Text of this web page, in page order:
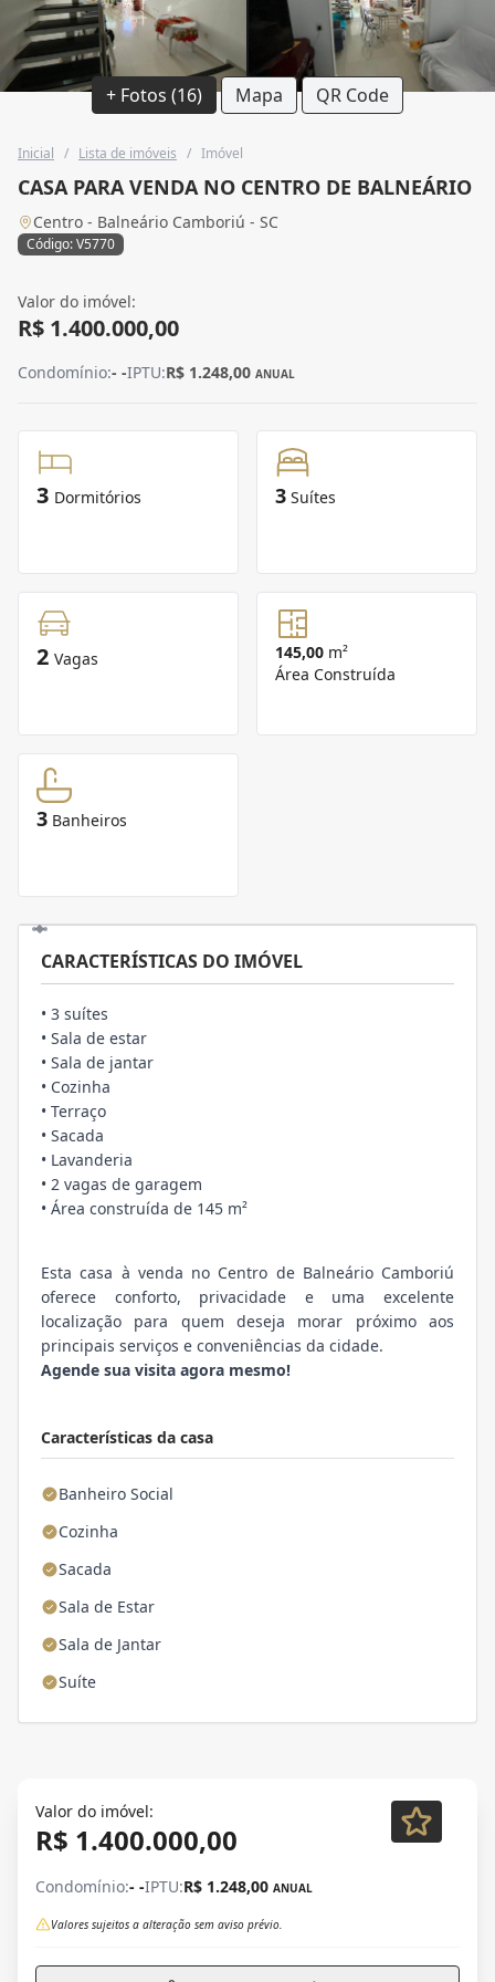
+ Fotos (16) Mapa QR Code
Inicial / Lista de imóveis / Imóvel
CASA PARA VENDA NO CENTRO DE BALNEÁRIO
Centro - Balneário Camboriú - SC
Código: V5770
Valor do imóvel:
R$ 1.400.000,00
Condomínio:- -IPTU:R$ 1.248,00 ANUAL
3 Dormitórios 3 Suítes
2 Vagas 145,00 m²
Área Construída
3 Banheiros
Características da casa
Banheiro Social
Cozinha
Sacada
Sala de Estar
Sala de Jantar
Suíte
CARACTERÍSTICAS DO IMÓVEL
• 3 suítes
• Sala de estar
• Sala de jantar
• Cozinha
• Terraço
• Sacada
• Lavanderia
• 2 vagas de garagem
• Área construída de 145 m²
Esta casa à venda no Centro de Balneário Camboriú
oferece conforto, privacidade e uma excelente
localização para quem deseja morar próximo aos
principais serviços e conveniências da cidade.
Agende sua visita agora mesmo!
Valor do imóvel:
R$ 1.400.000,00
Condomínio:- -IPTU:R$ 1.248,00 ANUAL
Valores sujeitos a alteração sem aviso prévio.